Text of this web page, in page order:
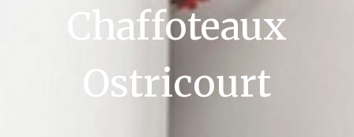
Chaffoteaux
Ostricourt